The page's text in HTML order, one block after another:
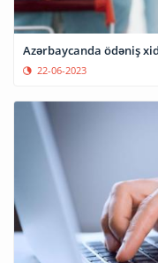
Azərbaycanda ödəniş
22-06-2023